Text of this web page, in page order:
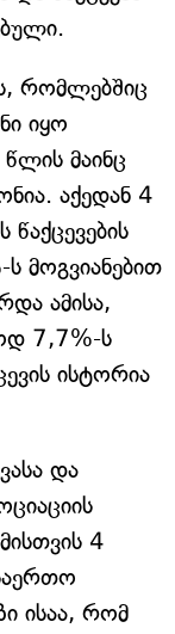
რომლებშიც
იყო
მაინც
აქედან 4
წაქცევების
მოგვიანებით
ამისა,
7,7%-ს
ისტორია
და
4
ისაა, რომ